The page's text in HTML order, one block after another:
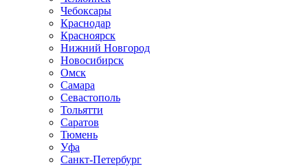
Чебоксары
Краснодар
Красноярск
Нижний Новгород
Новосибирск
Омск
Самара
Севастополь
Тольятти
Саратов
Тюмень
Уфа
Санкт-Петербург